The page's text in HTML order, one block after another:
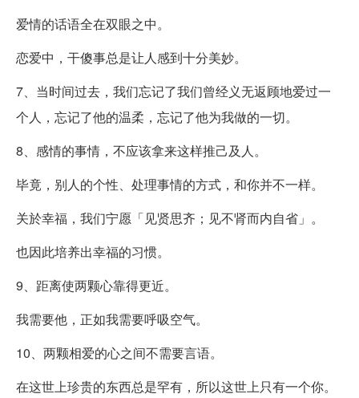
爱情的话语全在双眼之中。
恋爱中，干傻事总是让人感到十分美妙。
7、当时间过去，我们忘记了我们曾经义无返顾地爱过一
个人，忘记了他的温柔，忘记了他为我做的一切。
8、感情的事情，不应该拿来这样推己及人。
毕竟，别人的个性、处理事情的方式，和你并不一样。
关於幸福，我们宁愿「见贤思齐；见不肾而内自省」。
也因此培养出幸福的习惯。
9、距离使两颗心靠得更近。
我需要他，正如我需要呼吸空气。
10、两颗相爱的心之间不需要言语。
在这世上珍贵的东西总是罕有，所以这世上只有一个你。